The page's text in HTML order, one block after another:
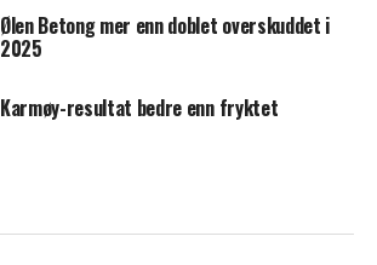
Ølen Betong mer enn doblet overskuddet i
2025
Karmøy-resultat bedre enn fryktet